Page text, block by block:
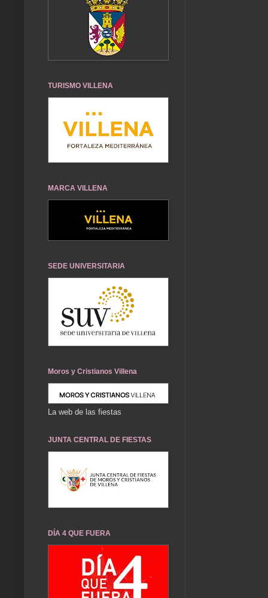
TURISMO VILLENA
MARCA VILLENA
SEDE UNIVERSITARIA
Moros y Cristianos Villena
La web de las fiestas
JUNTA CENTRAL DE FIESTAS
DÍA 4 QUE FUERA